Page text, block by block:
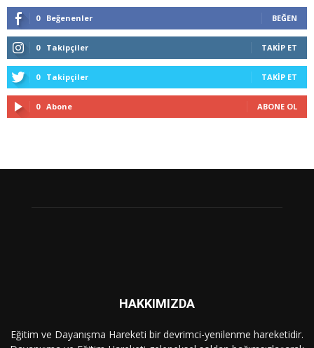
0 Beğenenler BEĞEN
0 Takipçiler TAKIP ET
0 Takipçiler TAKIP ET
0 Abone ABONE OL
HAKKIMIZDA
Eğitim ve Dayanışma Hareketi bir devrimci-yenilenme hareketidir.